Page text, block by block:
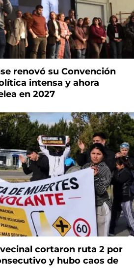
renovó su Convención
intensa y ahora
en 2027
cortaron ruta 2 por
y hubo caos de